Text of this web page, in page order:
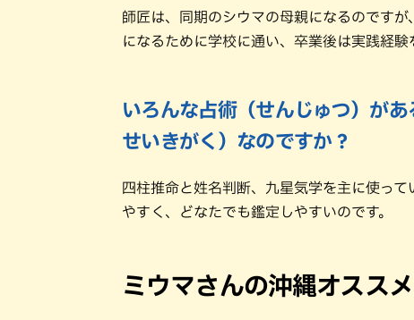
師匠は、同期のシウマの母親になるのです
になるために学校に通い、卒業後は実践経験
いろんな占術（せんじゅつ）が
せいきがく）なのですか？
四柱推命と姓名判断、九星気学を主に使っ
やすく、どなたでも鑑定しやすいのです。
ミウマさんの沖縄オスス